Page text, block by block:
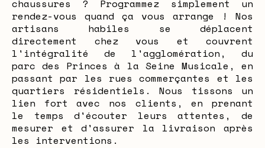
chaussures ? Programmez simplement un
rendez-vous quand ça vous arrange ! Nos
artisans habiles se déplacent
directement chez vous et couvrent
l'intégralité de l'agglomération, du
parc des Princes à la Seine Musicale, en
passant par les rues commerçantes et les
quartiers résidentiels. Nous tissons un
lien fort avec nos clients, en prenant
le temps d'écouter leurs attentes, de
mesurer et d'assurer la livraison après
les interventions.